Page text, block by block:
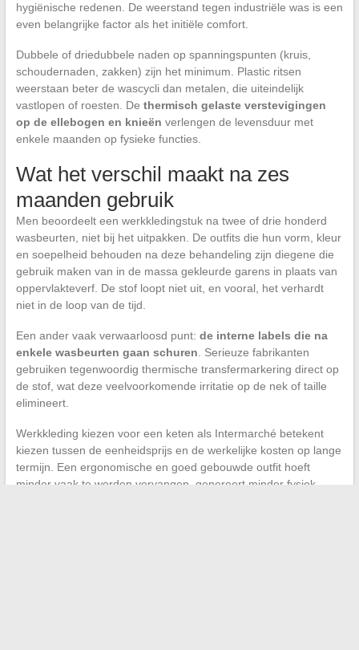
hygiënische redenen. De weerstand tegen industriële was is een
even belangrijke factor als het initiële comfort.
Dubbele of driedubbele naden op spanningspunten (kruis,
schoudernaden, zakken) zijn het minimum. Plastic ritsen
weerstaan beter de wascycli dan metalen, die uiteindelijk
vastlopen of roesten. De thermisch gelaste verstevigingen
op de ellebogen en knieën verlengen de levensduur met
enkele maanden op fysieke functies.
Wat het verschil maakt na zes
maanden gebruik
Men beoordeelt een werkkledingstuk na twee of drie honderd
wasbeurten, niet bij het uitpakken. De outfits die hun vorm, kleur
en soepelheid behouden na deze behandeling zijn diegene die
gebruik maken van in de massa gekleurde garens in plaats van
oppervlakteverf. De stof loopt niet uit, en vooral, het verhardt
niet in de loop van de tijd.
Een ander vaak verwaarloosd punt: de interne labels die na
enkele wasbeurten gaan schuren. Serieuze fabrikanten
gebruiken tegenwoordig thermische transfermarkering direct op
de stof, wat deze veelvoorkomende irritatie op de nek of taille
elimineert.
Werkkleding kiezen voor een keten als Intermarché betekent
kiezen tussen de eenheidsprijs en de werkelijke kosten op lange
termijn. Een ergonomische en goed gebouwde outfit hoeft
minder vaak te worden vervangen, genereert minder fysiek